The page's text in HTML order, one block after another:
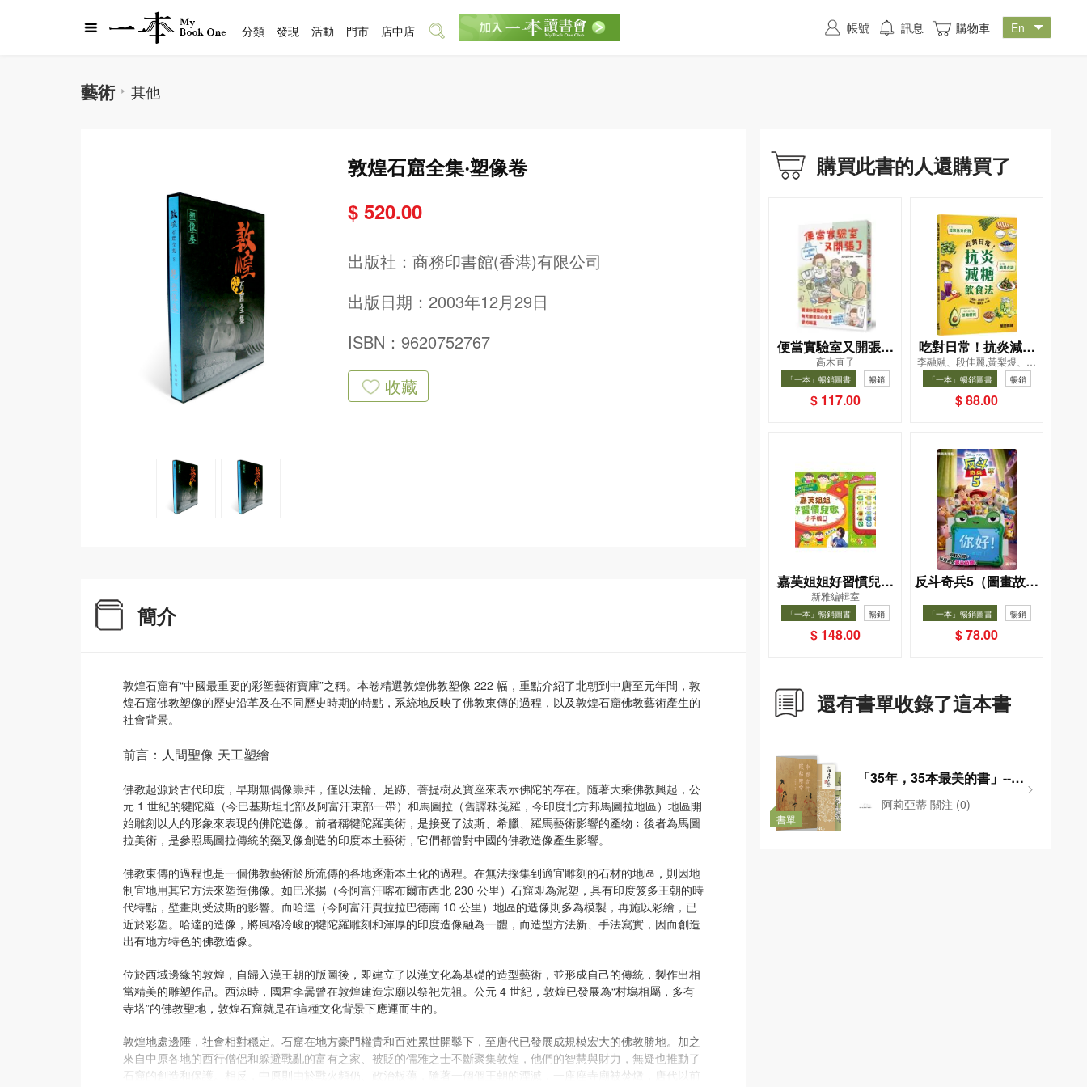
藝術 其他
敦煌石窟全集‧塑像卷
$ 520.00
出版社： 商務印書館(香港)有限公司
出版日期：2003年12月29日
ISBN：9620752767
收藏
簡介
敦煌石窟有“中國最重要的彩塑藝術寶庫”之稱。本卷精選敦煌佛教塑像 222 幅，重點介紹了北朝到中唐至元年間，敦
煌石窟佛教塑像的歷史沿革及在不同歷史時期的特點，系統地反映了佛教東傳的過程，以及敦煌石窟佛教藝術產生的
社會背景。
前言：人間聖像 天工塑繪
佛教起源於古代印度，早期無偶像崇拜，僅以法輪、足跡、菩提樹及寶座來表示佛陀的存在。隨著大乘佛教興起，公
元 1 世紀的犍陀羅（今巴基斯坦北部及阿富汗東部一帶）和馬圖拉（舊譯秣菟羅，今印度北方邦馬圖拉地區）地區開
始雕刻以人的形象來表現的佛陀造像。前者稱犍陀羅美術，是接受了波斯、希臘、羅馬藝術影響的產物﹔後者為馬圖
拉美術，是參照馬圖拉傳統的藥叉像創造的印度本土藝術，它們都曾對中國的佛教造像產生影響。
佛教東傳的過程也是一個佛教藝術於所流傳的各地逐漸本土化的過程。在無法採集到適宜雕刻的石材的地區，則因地
制宜地用其它方法來塑造佛像。如巴米揚（今阿富汗喀布爾市西北 230 公里）石窟即為泥塑，具有印度笈多王朝的時
代特點，壁畫則受波斯的影響。而哈達（今阿富汗賈拉拉巴德南 10 公里）地區的造像則多為模製，再施以彩繪，已
近於彩塑。哈達的造像，將風格冷峻的犍陀羅雕刻和渾厚的印度造像融為一體，而造型方法新、手法寫實，因而創造
出有地方特色的佛教造像。
位於西域邊緣的敦煌，自歸入漢王朝的版圖後，即建立了以漢文化為基礎的造型藝術，並形成自己的傳統，製作出相
當精美的雕塑作品。西涼時，國君李暠曾在敦煌建造宗廟以祭祀先祖。公元 4 世紀，敦煌已發展為“村塢相屬，多有
寺塔”的佛教聖地，敦煌石窟就是在這種文化背景下應運而生的。
敦煌地處邊陲，社會相對穩定。石窟在地方豪門權貴和百姓累世開鑿下，至唐代已發展成規模宏大的佛教勝地。加之
來自中原各地的西行僧侶和躲避戰亂的富有之家、被貶的儒雅之士不斷聚集敦煌，他們的智慧與財力，無疑也推動了
石窟的創造和保護。相反，中原則由於戰火頻仍、政治板蕩，隨著一個個王朝的湮滅，一座座寺廟被焚燬，唐代以前
購買此書的人還購買了
便當實驗室又開張了
——日日和特別日的
菜單挑戰記
高木直子
「一本」暢銷圖書 暢銷
$ 117.00
吃對日常！抗炎減糖
飲食法
李融融、段佳麗,黃梨煜、顧
凱辰
「一本」暢銷圖書 暢銷
$ 88.00
嘉芙姐姐好習慣兒歌
小手機
新雅編輯室
「一本」暢銷圖書 暢銷
$ 148.00
反斗奇兵5（圖畫故事
版）
「一本」暢銷圖書 暢銷
$ 78.00
還有書單收錄了這本書
書單
「35年，35本最美的書」--藝
術之美阿莉亞蒂 關注 (0)
分類 發現 活動 門市 店中店 帳號 訊息 購物車